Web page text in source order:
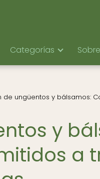
Categorías
de ungüentos y bálsamos:
y
a